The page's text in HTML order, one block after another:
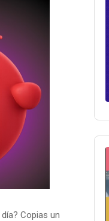
Copias un